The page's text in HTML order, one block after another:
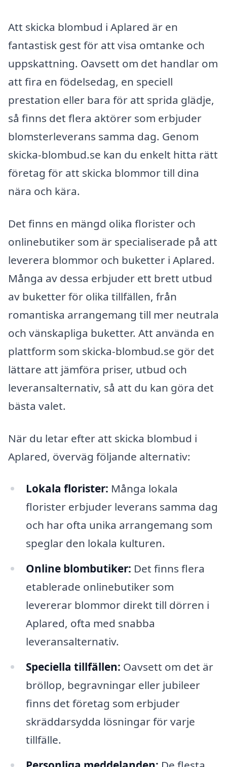
Att skicka blombud i Aplared är en
fantastisk gest för att visa omtanke och
uppskattning. Oavsett om det handlar om
att fira en födelsedag, en speciell
prestation eller bara för att sprida glädje,
så finns det flera aktörer som erbjuder
blomsterleverans samma dag. Genom
skicka-blombud.se kan du enkelt hitta rätt
företag för att skicka blommor till dina
nära och kära.
Det finns en mängd olika florister och
onlinebutiker som är specialiserade på att
leverera blommor och buketter i Aplared.
Många av dessa erbjuder ett brett utbud
av buketter för olika tillfällen, från
romantiska arrangemang till mer neutrala
och vänskapliga buketter. Att använda en
plattform som skicka-blombud.se gör det
lättare att jämföra priser, utbud och
leveransalternativ, så att du kan göra det
bästa valet.
När du letar efter att skicka blombud i
Aplared, överväg följande alternativ:
Lokala florister: Många lokala
florister erbjuder leverans samma dag
och har ofta unika arrangemang som
speglar den lokala kulturen.
Online blombutiker: Det finns flera
etablerade onlinebutiker som
levererar blommor direkt till dörren i
Aplared, ofta med snabba
leveransalternativ.
Speciella tillfällen: Oavsett om det är
bröllop, begravningar eller jubileer
finns det företag som erbjuder
skräddarsydda lösningar för varje
tillfälle.